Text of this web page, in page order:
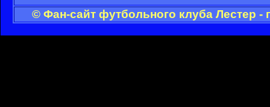
© Фан-сайт футбольного клуба Лестер